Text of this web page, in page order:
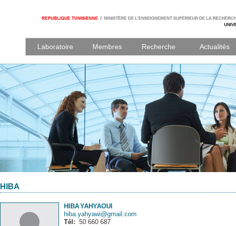
Laboratoire Membres Recherche Actualités
HIBA
HIBAYAHYAOUI
hiba.yahyawi@gmail.com
Tél: 50 660 687